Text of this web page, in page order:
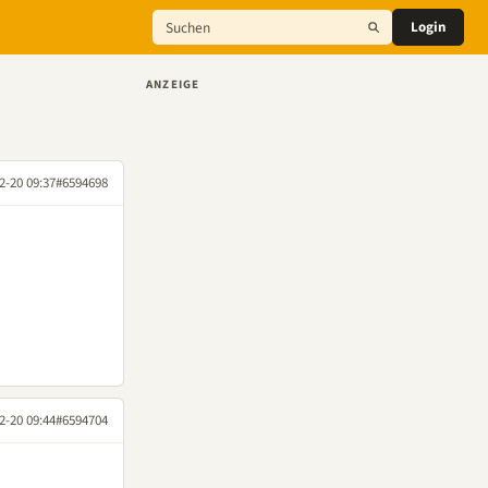
Login
20 09:37#6594698
20 09:44#6594704
ANZEIGE